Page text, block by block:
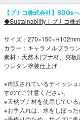
【ブナコ株式会社】SDGs
◆Sustainability｜ブナコ株
サイズ：270×150×H102mm
カラー：キャラメルブラウン
素材：天然木(ブナ材、突板
ウレタン塗装仕上げ
※市販されているティッシ
すのでご注意ください。
※天然ブナ材を使用している
※お手入れは、水をしぼった